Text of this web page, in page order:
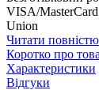
VISA/MasterCard
Union
Читати повністю
Коротко про
Характеристики
Відгуки